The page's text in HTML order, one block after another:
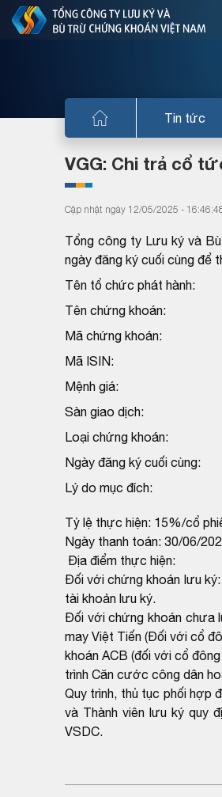
Tin tức
VGG: Chi trả cổ
Cập nhật ngày 12/05/2025 -
Tổng công ty Lưu ký và
ngày đăng ký cuối cùng để
Tên tổ chức phát hành:
Tên chứng khoán:
Mã chứng khoán:
Mã ISIN:
Mệnh giá:
Sàn giao dịch:
Loại chứng khoán:
Ngày đăng ký cuối cùng:
Lý do mục đích:
Tỷ lệ thực hiện: 15%/cổ
Ngày thanh toán: 30/06/
Địa điểm thực hiện:
Đối với chứng khoán lưu
tài khoản lưu ký.
Đối với chứng khoán chưa
may Việt Tiến (Đối với cổ
khoán ACB (đối với cổ
trình Căn cước công dân
Quy trình, thủ tục phối hợp
và Thành viên lưu ký quy
VSDC.